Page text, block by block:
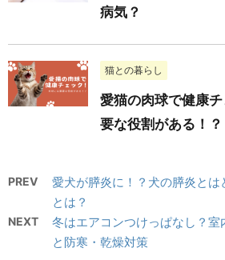
病気？
猫との暮らし
愛猫の肉球で健康
要な役割がある！？
PREV
愛犬が膵炎に！？犬の膵炎とは
とは？
NEXT
冬はエアコンつけっぱなし？
と防寒・乾燥対策